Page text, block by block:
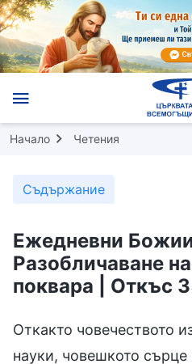
Начало Четения
Съдържание
Ежедневни
Разобличаване
поквара | Откъс
Откакто човечеството
науки, човешкото сърце